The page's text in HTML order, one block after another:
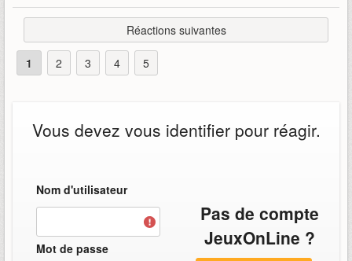
Réactions suivantes
1 2 3 4 5
Vous devez vous identifier pour réagir.
Nom d'utilisateur
Mot de passe
Pas de compte
JeuxOnLine ?